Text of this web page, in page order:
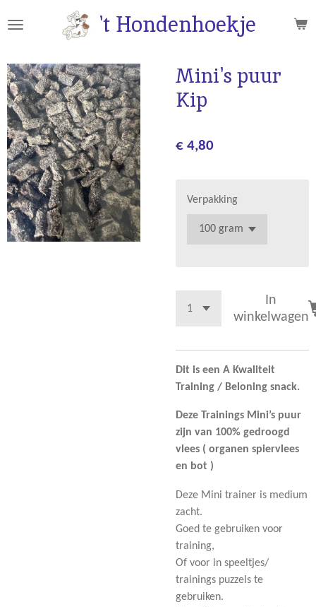
direct
de
hoofdinhoud
't Hondenhoekje
Mini's puur
Kip
€ 4,80
Verpakking
In
winkelwagen
Dit is een A Kwaliteit
Training / Beloning snack.
Deze Trainings Mini’s puur
zijn van 100% gedroogd
vlees ( organen spiervlees
en bot )
Deze Mini trainer is medium
zacht.
Goed te gebruiken voor
training,
Of voor in speeltjes/
trainings puzzels te
gebruiken.